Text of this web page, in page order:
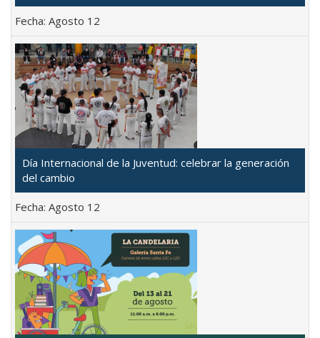
Fecha: Agosto 12
Día Internacional de la Juventud: celebrar la generación
del cambio
Fecha: Agosto 12